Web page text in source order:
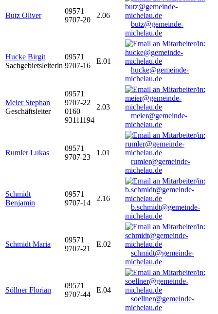
Butz Oliver
09571
9707-20
2.06
butz@gemeinde-
michelau.de
Hucke Birgit
Sachgebietsleiterin
09571
9707-16
E.01
hucke@gemeinde-
michelau.de
Meier Stephan
Geschäftsleiter
09571
9707-22
0160
93111194
2.03
meier@gemeinde-
michelau.de
Rumler Lukas
09571
9707-23
1.01
rumler@gemeinde-
michelau.de
Schmidt
Benjamin
09571
9707-14
2.16
b.schmidt@gemeinde-
michelau.de
Schmidt Maria
09571
9707-21
E.02
schmidt@gemeinde-
michelau.de
Söllner Florian
09571
9707-44
E.04
soellner@gemeinde-
michelau.de